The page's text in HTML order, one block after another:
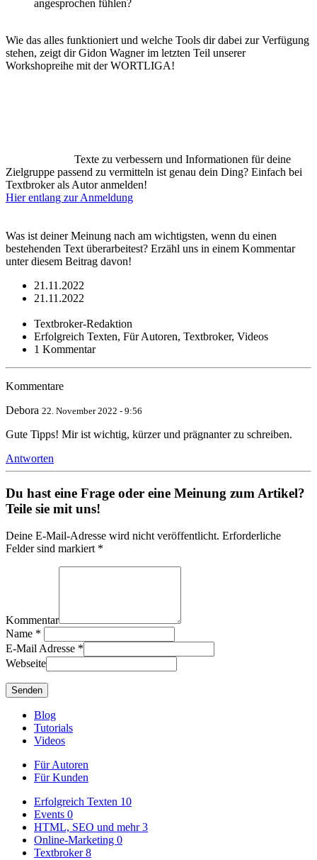
angesprochen fühlen?
Wie das alles funktioniert und welche Tools dir dabei zur Verfügung
stehen, zeigt dir Gidon Wagner im letzten Teil unserer
Workshopreihe mit der WORTLIGA!
Texte zu verbessern und Informationen für deine
Zielgruppe passend zu vermitteln ist genau dein Ding? Einfach bei
Textbroker als Autor anmelden!
Hier entlang zur Anmeldung
Was ist deiner Meinung nach am wichtigsten, wenn du einen
bestehenden Text überarbeitest? Erzähl uns in einem Kommentar
unter diesem Beitrag davon!
21.11.2022
21.11.2022
Textbroker-Redaktion
Erfolgreich Texten, Für Autoren, Textbroker, Videos
1 Kommentar
Kommentare
Debora 22. November 2022 - 9:56
Gute Tipps! Mir ist wichtig, kürzer und prägnanter zu schreiben.
Antworten
Du hast eine Frage oder eine Meinung zum Artikel?
Teile sie mit uns!
Deine E-Mail-Adresse wird nicht veröffentlicht. Erforderliche
Felder sind markiert *
Kommentar
Name *
E-Mail Adresse *
Webseite
Blog
Tutorials
Videos
Für Autoren
Für Kunden
Erfolgreich Texten 10
Events 0
HTML, SEO und mehr3
Online-Marketing 0
Textbroker8